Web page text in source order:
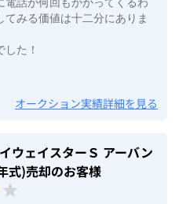
みる価値は十二分にありま
た！
オークション実績詳細を見る
ウェイスターＳ アーバン
式)売却のお客様